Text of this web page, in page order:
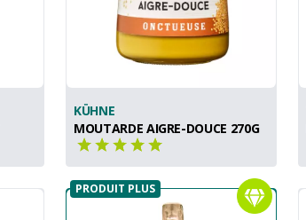
KÜHNE
MOUTARDE AIGRE-DOUCE 270G
PRODUIT PLUS